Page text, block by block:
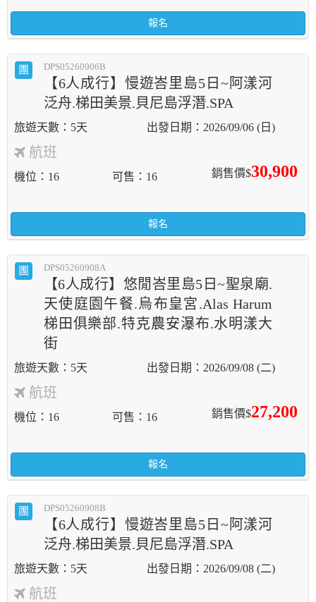
報名
團 DPS05260906B
【6人成行】慢遊峇里島5日~阿漾河
泛舟.梯田美景.貝尼島浮潛.SPA
5天 2026/09/06 (日)
航班
銷售價$30,900
機位 16 可售 16
報名
團 DPS05260908A
【6人成行】悠閒峇里島5日~聖泉廟.
天使庭園午餐.烏布皇宮.Alas Harum
梯田俱樂部.特克農安瀑布.水明漾大
街
5天 2026/09/08 (二)
航班
銷售價$27,200
機位 16 可售 16
報名
團 DPS05260908B
【6人成行】慢遊峇里島5日~阿漾河
泛舟.梯田美景.貝尼島浮潛.SPA
5天 2026/09/08 (二)
航班